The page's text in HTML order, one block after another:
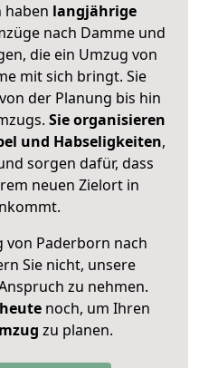
haben langjährige
nach Damme und
die ein Umzug von
mit sich bringt. Sie
der Planung bis hin
Sie organisieren
und Habseligkeiten,
sorgen dafür, dass
neuen Zielort in
von Paderborn nach
Sie nicht, unsere
zu nehmen.
noch, um Ihren
zu planen.